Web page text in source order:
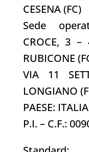
CESENA (FC)
Sede
CROCE, 3 –
RUBICONE
VIA 11
LONGIANO
PAESE: ITALIA
P.I. – C.F.: